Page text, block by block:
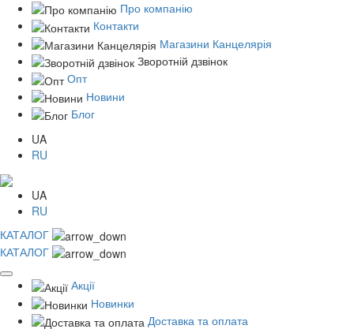
Про компанію
Контакти
Магазини Канцелярія
Зворотній дзвінок
Опт
Новини
Блог
UA
RU
UA
RU
КАТАЛОГ
КАТАЛОГ
Акції
Новинки
Доставка та оплата